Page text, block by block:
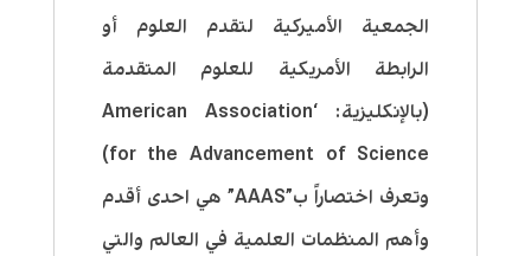
الجمعية الأميركية لتقدم العلوم أو
الرابطة الأمريكية للعلوم المتقدمة
(بالإنكليزية: ‘American Association
for the Advancement of Science)
وتعرف اختصاراً ب”AAAS” هي احدى أقدم
وأهم المنظمات العلمية في العالم والتي